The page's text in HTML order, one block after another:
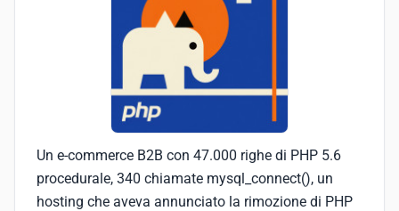
Un e-commerce B2B con 47.000 righe di PHP 5.6
procedurale, 340 chiamate mysql_connect(), un
hosting che aveva annunciato la rimozione di PHP